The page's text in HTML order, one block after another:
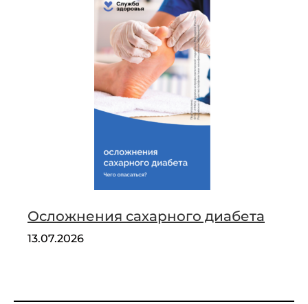
Осложнения сахарного диабета
13.07.2026